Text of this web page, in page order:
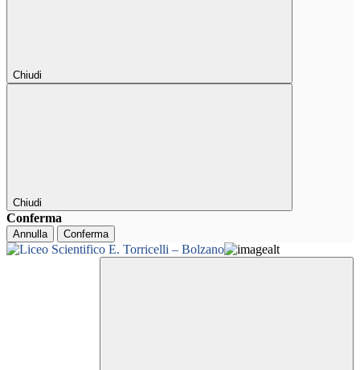
Chiudi
Chiudi
Conferma
Annulla Conferma